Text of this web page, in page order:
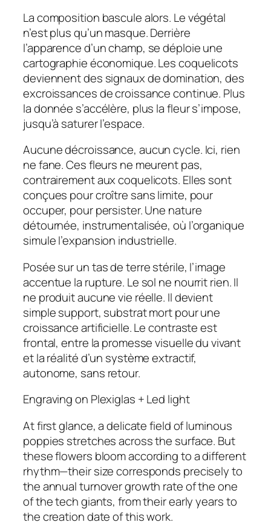
La composition bascule alors. Le végétal
n’est plus qu’un masque. Derrière
l’apparence d’un champ, se déploie une
cartographie économique. Les coquelicots
deviennent des signaux de domination, des
excroissances de croissance continue. Plus
la donnée s’accélère, plus la fleur s’impose,
jusqu’à saturer l’espace.
Aucune décroissance, aucun cycle. Ici, rien
ne fane. Ces fleurs ne meurent pas,
contrairement aux coquelicots. Elles sont
conçues pour croître sans limite, pour
occuper, pour persister. Une nature
détournée, instrumentalisée, où l’organique
simule l’expansion industrielle.
Posée sur un tas de terre stérile, l’image
accentue la rupture. Le sol ne nourrit rien. Il
ne produit aucune vie réelle. Il devient
simple support, substrat mort pour une
croissance artificielle. Le contraste est
frontal, entre la promesse visuelle du vivant
et la réalité d’un système extractif,
autonome, sans retour.
Engraving on Plexiglas + Led light
At first glance, a delicate field of luminous
poppies stretches across the surface. But
these flowers bloom according to a different
rhythm—their size corresponds precisely to
the annual turnover growth rate of the one
of the tech giants, from their early years to
the creation date of this work.